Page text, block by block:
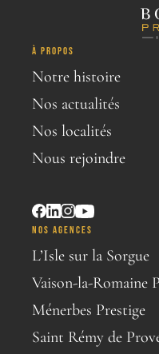
À PROPOS
Notre histoire
Nos actualités
Nos localités
Nous rejoindre
NOS AGENCES
L’Isle sur la Sorgue
Vaison-la-Romaine
Ménerbes Prestige
Saint Rémy de